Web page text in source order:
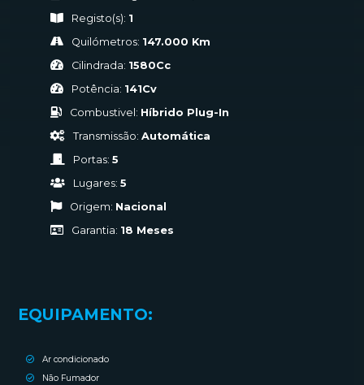
Registo(s): 1
Quilómetros: 147.000 Km
Cilindrada: 1580Cc
Potência: 141Cv
Combustivel: Híbrido Plug-In
Transmissão:Automática
Portas:5
Lugares:5
Origem: Nacional
Garantia: 18 Meses
EQUIPAMENTO:
Ar condicionado
Não Fumador